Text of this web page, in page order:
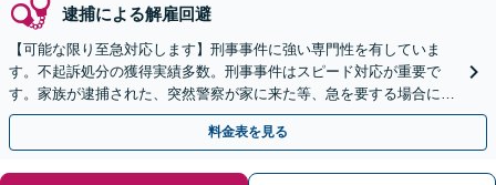
逮捕による解雇回避
【可能な限り至急対応します】刑事事件に強い専門性を有していま
す。不起訴処分の獲得実績多数。刑事事件はスピード対応が重要で
す。家族が逮捕された、突然警察が家に来た等、急を要する場合には
直ちに対応します。【休日相談可】
料金表を見る